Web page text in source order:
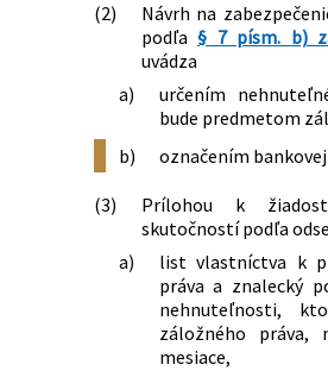
(2)
Návrh na
podľa§ 7 písm. b)
uvádza
a)
určením
bude predmetom
b)
označením bankovej
(3)
Prílohou k
skutočností podľa
a)
list vlastníctva k
práva a znalecký
nehnuteľnosti,
záložného
mesiace,